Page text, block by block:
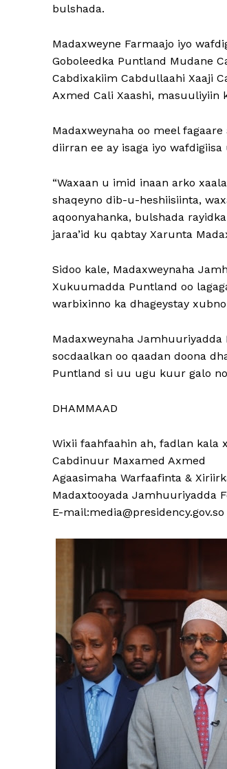
bulshada.
Madaxweyne Farmaajo iyo
Goboleedka Puntland Mudane
Cabdixakiim Cabdullaahi Xaaji
Axmed Cali Xaashi, masuuliyiin
Madaxweynaha oo meel
diirran ee ay isaga iyo wafdigiisa
“Waxaan u imid inaan arko
shaqeyno dib-u-heshiisiinta,
aqoonyahanka, bulshada
jaraa’id ku qabtay Xarunta
Sidoo kale, Madaxweynaha
Xukuumadda Puntland oo
warbixinno ka dhageystay
Madaxweynaha Jamhuuriyadda
socdaalkan oo qaadan doona
Puntland si uu ugu kuur galo
DHAMMAAD
Wixii faahfaahin ah, fadlan kala
Cabdinuur Maxamed Axmed
Agaasimaha Warfaafinta &
Madaxtooyada Jamhuuriyadda
E-mail:media@presidency.gov.so